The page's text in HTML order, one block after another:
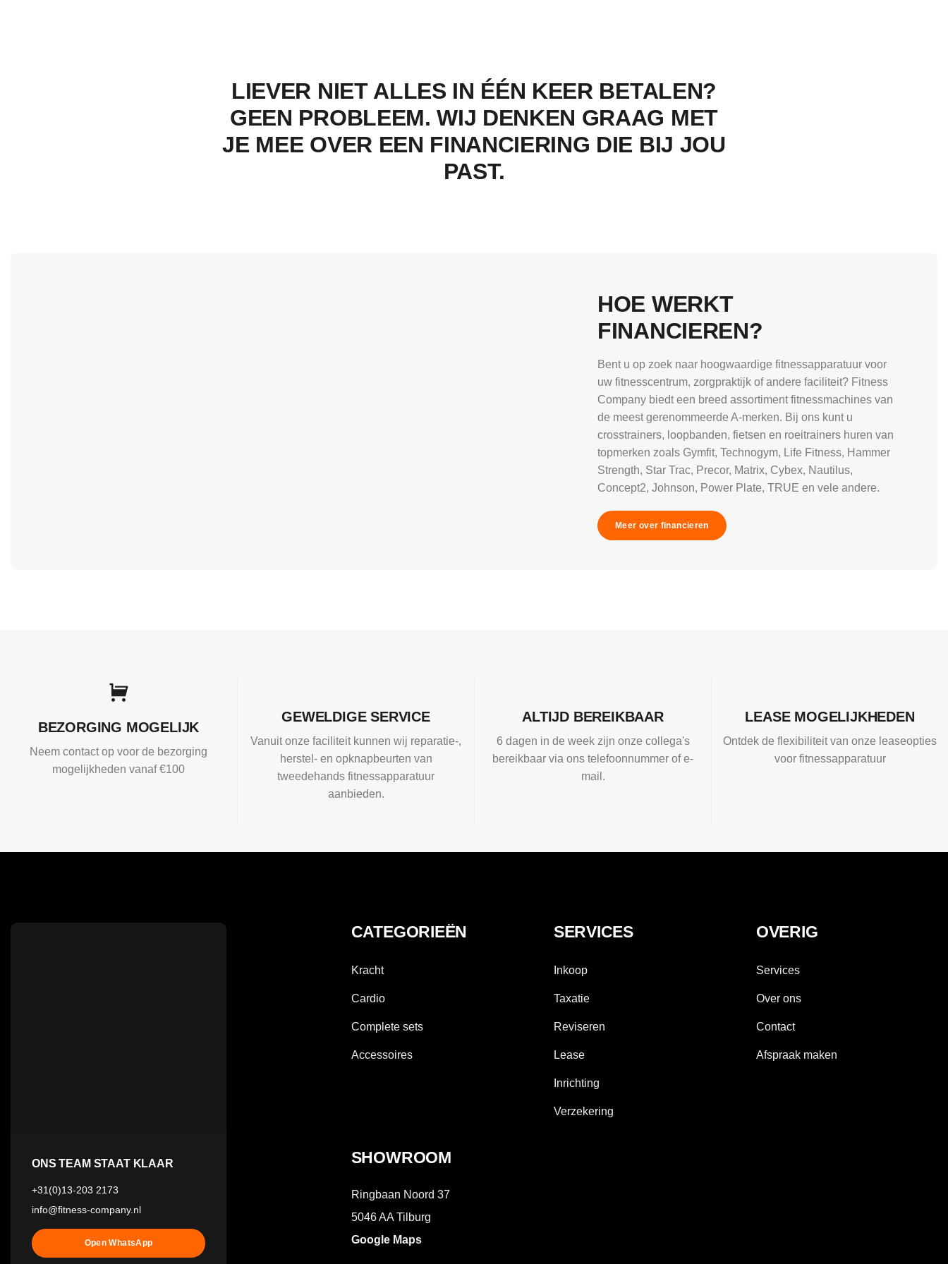
LIEVER NIET ALLES IN ÉÉN KEER BETALEN?
GEEN PROBLEEM. WIJ DENKEN GRAAG MET
JE MEE OVER EEN FINANCIERING DIE BIJ JOU
PAST.
HOE WERKT
FINANCIEREN?
Bent u op zoek naar hoogwaardige fitnessapparatuur voor
uw fitnesscentrum, zorgpraktijk of andere faciliteit? Fitness
Company biedt een breed assortiment fitnessmachines van
de meest gerenommeerde A-merken. Bij ons kunt u
crosstrainers, loopbanden, fietsen en roeitrainers huren van
topmerken zoals Gymfit, Technogym, Life Fitness, Hammer
Strength, Star Trac, Precor, Matrix, Cybex, Nautilus,
Concept2, Johnson, Power Plate, TRUE en vele andere.
Meer over financieren
BEZORGING MOGELIJK
Neem contact op voor de bezorging
mogelijkheden vanaf €100
GEWELDIGE SERVICE
Vanuit onze faciliteit kunnen wij reparatie-,
herstel- en opknapbeurten van
tweedehands fitnessapparatuur
aanbieden.
ALTIJD BEREIKBAAR
6 dagen in de week zijn onze collega's
bereikbaar via ons telefoonnummer of e-
mail.
LEASE MOGELIJKHEDEN
Ontdek de flexibiliteit van onze leaseopties
voor fitnessapparatuur
ONS TEAM STAAT KLAAR
+31(0)13-203 2173
info@fitness-company.nl
Open WhatsApp
CATEGORIEËN
Kracht
Cardio
Complete sets
Accessoires
SERVICES
Inkoop
Taxatie
Reviseren
Lease
Inrichting
Verzekering
OVERIG
Services
Over ons
Contact
Afspraak maken
SHOWROOM
Ringbaan Noord 37
5046 AA Tilburg
Google Maps